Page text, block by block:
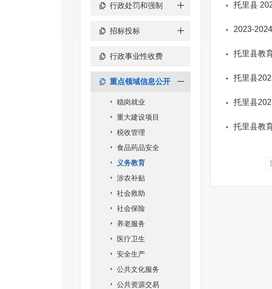
行政处罚和强制
招标投标
行政事业性收费
重点领域信息公开
稳岗就业
重大建设项目
税收管理
食品药品安全
义务教育
涉农补贴
社会救助
社会保险
养老服务
医疗卫生
安全生产
公共文化服务
公共资源交易
托里县
2023-
托里县教
托里县
托里县
托里县教